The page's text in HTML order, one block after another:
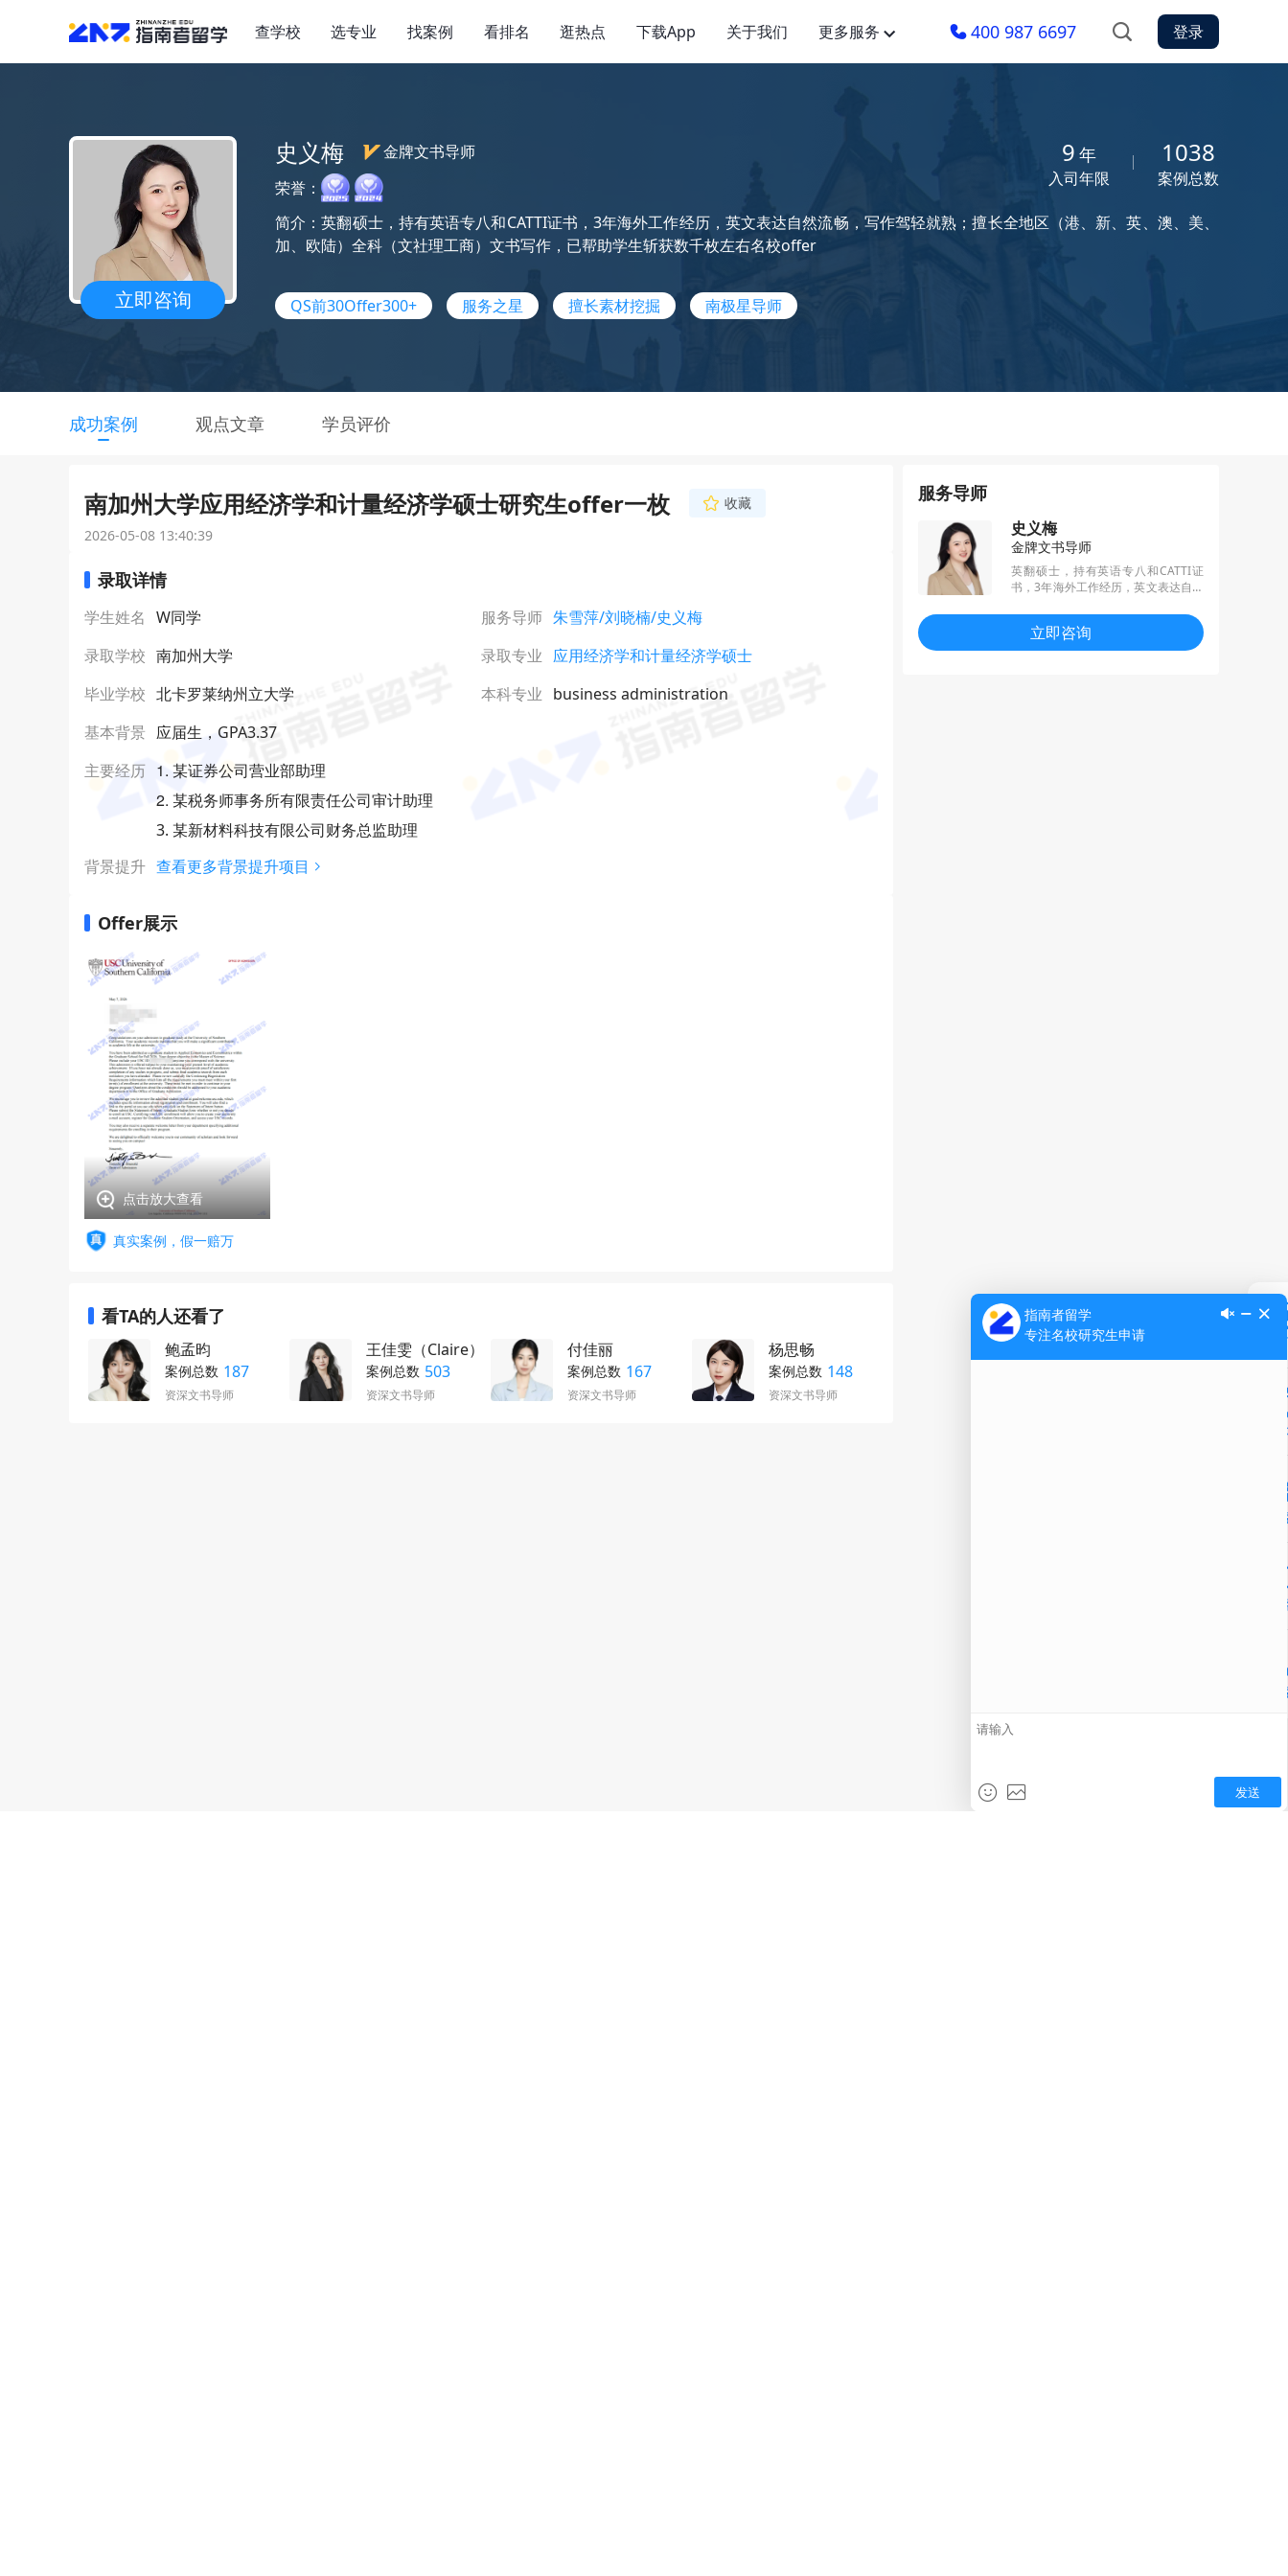
查学校 选专业 找案例 看排名 逛热点 下载App 关于我们 更多服务 400 987 6697 登录
立即咨询
史义梅
金牌文书导师
荣誉：
9 年
入司年限
1038
案例总数
简介：英翻硕士，持有英语专八和CATTI证书，3年海外工作经历，英文表达自然流畅，写作驾轻就熟；擅长全地区（港、新、英、澳、美、
加、欧陆）全科（文社理工商）文书写作，已帮助学生斩获数千枚左右名校offer
QS前30Offer300+ 服务之星 擅长素材挖掘 南极星导师
成功案例 观点文章 学员评价
南加州大学应用经济学和计量经济学硕士研究生offer一枚
收藏
2026-05-08 13:40:39
录取详情
学生姓名 W同学 服务导师 朱雪萍/刘晓楠/史义梅
录取学校 南加州大学 录取专业 应用经济学和计量经济学硕士
毕业学校 北卡罗莱纳州立大学 本科专业 business administration
基本背景 应届生，GPA3.37
主要经历 1. 某证券公司营业部助理
2. 某税务师事务所有限责任公司审计助理
3. 某新材料科技有限公司财务总监助理
背景提升 查看更多背景提升项目
Offer展示
点击放大查看
真实案例，假一赔万
看TA的人还看了
鲍孟昀
案例总数 187
资深文书导师
王佳雯（Claire）
案例总数 503
资深文书导师
付佳丽
案例总数 167
资深文书导师
杨思畅
案例总数 148
资深文书导师
服务导师
史义梅
金牌文书导师
英翻硕士，持有英语专八和CATTI证
书，3年海外工作经历，英文表达自然
（港、新、英、澳、美、加、欧陆）
全科（文社理工商）文书写作，已帮
助学生斩获数千枚左右名校offer
立即咨询
公
微
在
电